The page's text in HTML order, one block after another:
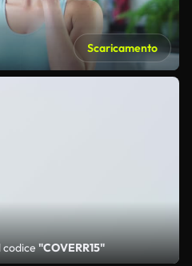
Scaricamento
codice"COVERR15"